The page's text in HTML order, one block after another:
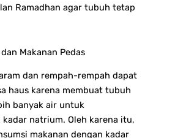
Ramadhan agar tubuh tetap
Makanan Pedas
dan rempah-rempah dapat
haus karena membuat tubuh
banyak air untuk
kadar natrium. Oleh karena itu,
makanan dengan kadar